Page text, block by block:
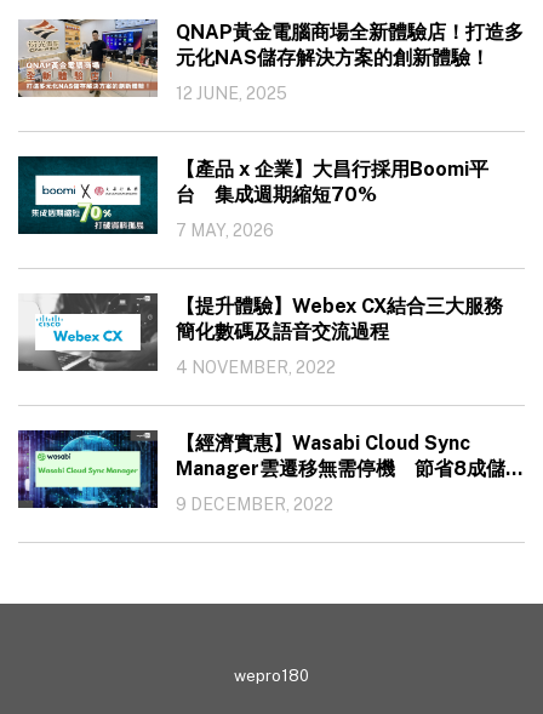
QNAP黃金電腦商場全新體驗店！打造多
元化NAS儲存解決方案的創新體驗！
12 JUNE, 2025
【產品 x 企業】大昌行採用Boomi平
台 集成週期縮短70%
7 MAY, 2026
【提升體驗】Webex CX結合三大服務
簡化數碼及語音交流過程
4 NOVEMBER, 2022
【經濟實惠】Wasabi Cloud Sync
Manager雲遷移無需停機 節省8成儲存
成本
9 DECEMBER, 2022
wepro180